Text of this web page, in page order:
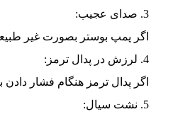
3. صدای عجیب:
اگر پمپ بوستر بصورت غیر
4. لرزش در پدال ترمز:
اگر پدال ترمز هنگام فشار
5. نشت سیال: